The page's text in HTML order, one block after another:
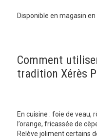
Disponible en magasin en
Comment
tradition Xérès
En cuisine : foie de veau,
l’orange, fricassée de
Relève joliment certains